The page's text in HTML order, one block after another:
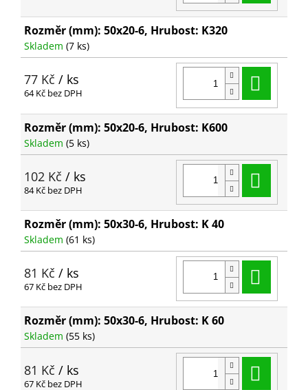
Rozměr (mm): 50x20-6, Hrubost: K320
Skladem (7 ks)
77 Kč / ks
64 Kč bez DPH
Rozměr (mm): 50x20-6, Hrubost: K600
Skladem (5 ks)
102 Kč / ks
84 Kč bez DPH
Rozměr (mm): 50x30-6, Hrubost: K 40
Skladem (61 ks)
81 Kč / ks
67 Kč bez DPH
Rozměr (mm): 50x30-6, Hrubost: K 60
Skladem (55 ks)
81 Kč / ks
67 Kč bez DPH